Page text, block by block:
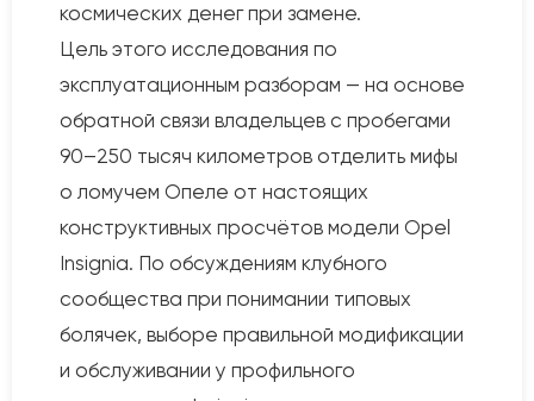
космических денег при замене.
Цель этого исследования по
эксплуатационным разборам — на основе
обратной связи владельцев с пробегами
90–250 тысяч километров отделить мифы
о ломучем Опеле от настоящих
конструктивных просчётов модели Opel
Insignia. По обсуждениям клубного
сообщества при понимании типовых
болячек, выборе правильной модификации
и обслуживании у профильного